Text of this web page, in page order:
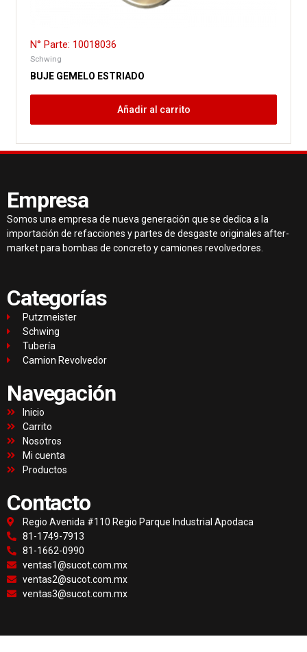
N° Parte: 10018036
Schwing
BUJE GEMELO ESTRIADO
Añadir al carrito
Empresa
Somos una empresa de nueva generación que se dedica a la
importación de refacciones y partes de desgaste originales after-
market para bombas de concreto y camiones revolvedores.
Categorías
Putzmeister
Schwing
Tubería
Camion Revolvedor
Navegación
Inicio
Carrito
Nosotros
Mi cuenta
Productos
Contacto
Regio Avenida #110 Regio Parque Industrial Apodaca
81-1749-7913
81-1662-0990
ventas1@sucot.com.mx
ventas2@sucot.com.mx
ventas3@sucot.com.mx